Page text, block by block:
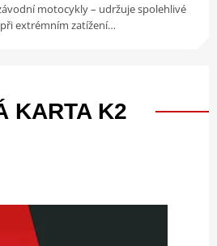
motocykly – udržuje spolehlivé
extrémním zatížení…
KARTA K2